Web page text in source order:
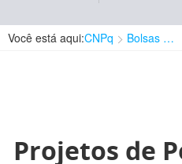
Você está aqui:CNPq Bolsas e Auxílios Vigentes
Projetos de